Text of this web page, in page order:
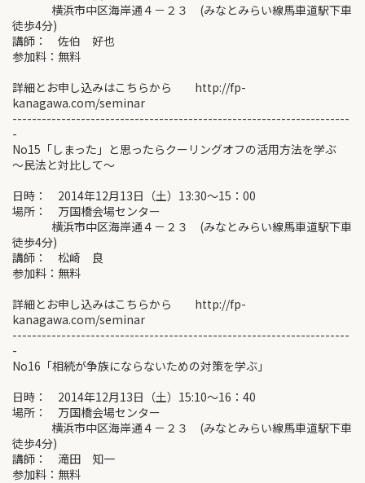
横浜市中区海岸通４－２３ (みなとみらい線馬車道駅下車
徒歩4分)
講師： 佐伯 好也
参加料：無料
詳細とお申し込みはこちらから http://fp-
kanagawa.com/seminar
---------------------------------------------------------------------
-
No15「しまった」と思ったらクーリングオフの活用方法を学ぶ
～民法と対比して～
日時： 2014年12月13日（土）13:30～15：00
場所： 万国橋会場センター
横浜市中区海岸通４－２３ (みなとみらい線馬車道駅下車
徒歩4分)
講師： 松崎 良
参加料：無料
詳細とお申し込みはこちらから http://fp-
kanagawa.com/seminar
---------------------------------------------------------------------
-
No16「相続が争族にならないための対策を学ぶ」
日時： 2014年12月13日（土）15:10～16：40
場所： 万国橋会場センター
横浜市中区海岸通４－２３ (みなとみらい線馬車道駅下車
徒歩4分)
講師： 滝田 知一
参加料：無料